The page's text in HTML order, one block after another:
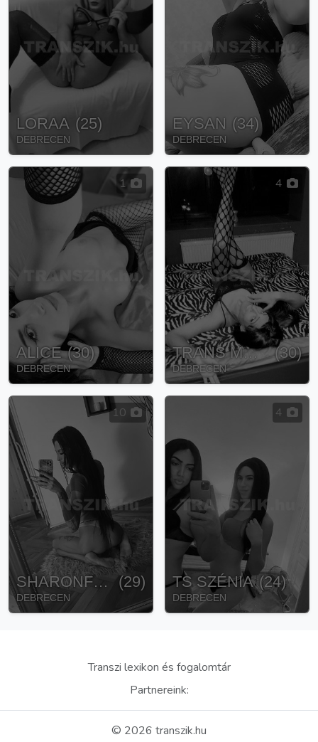
LORAA (25)
DEBRECEN
EYSAN (34)
DEBRECEN
1
ALICE (30)
DEBRECEN
4
TRANS MANDY (30)
DEBRECEN
10
SHARONFOX (29)
DEBRECEN
4
TS SZÉNIA (24)
DEBRECEN
Transzi lexikon és fogalomtár
Partnereink:
© 2026 transzik.hu